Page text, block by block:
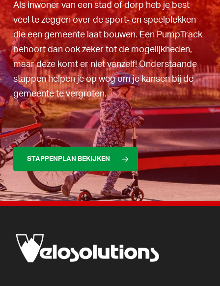
Als inwoner van een stad of dorp heb je best
veel te zeggen over de sport- en speelplekken
die een gemeente laat bouwen. Een PumpTrack
behoort dan ook zeker tot de mogelijkheden,
maar deze komt er niet vanzelf! Onderstaande
stappen helpen je op weg om je kansen bij de
gemeente te vergroten.
STAPPENPLAN BEKIJKEN